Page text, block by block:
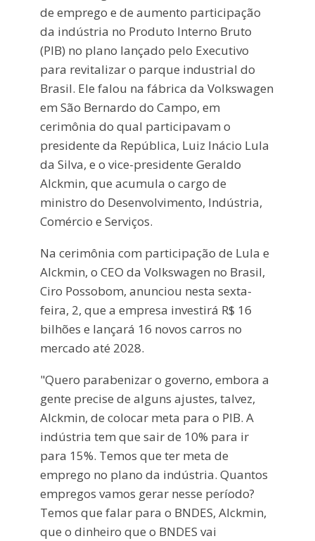
de emprego e de aumento participação
da indústria no Produto Interno Bruto
(PIB) no plano lançado pelo Executivo
para revitalizar o parque industrial do
Brasil. Ele falou na fábrica da Volkswagen
em São Bernardo do Campo, em
cerimônia do qual participavam o
presidente da República, Luiz Inácio Lula
da Silva, e o vice-presidente Geraldo
Alckmin, que acumula o cargo de
ministro do Desenvolvimento, Indústria,
Comércio e Serviços.
Na cerimônia com participação de Lula e
Alckmin, o CEO da Volkswagen no Brasil,
Ciro Possobom, anunciou nesta sexta-
feira, 2, que a empresa investirá R$ 16
bilhões e lançará 16 novos carros no
mercado até 2028.
"Quero parabenizar o governo, embora a
gente precise de alguns ajustes, talvez,
Alckmin, de colocar meta para o PIB. A
indústria tem que sair de 10% para ir
para 15%. Temos que ter meta de
emprego no plano da indústria. Quantos
empregos vamos gerar nesse período?
Temos que falar para o BNDES, Alckmin,
que o dinheiro que o BNDES vai